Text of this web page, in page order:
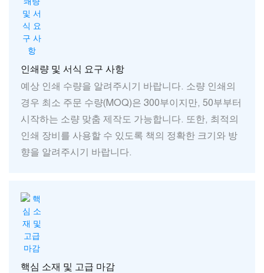
인쇄량 및 서식 요구 사항
예상 인쇄 수량을 알려주시기 바랍니다. 소량 인쇄의
경우 최소 주문 수량(MOQ)은 300부이지만, 50부부터
시작하는 소량 맞춤 제작도 가능합니다. 또한, 최적의
인쇄 장비를 사용할 수 있도록 책의 정확한 크기와 방
향을 알려주시기 바랍니다.
핵심 소재 및 고급 마감